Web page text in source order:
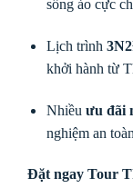
sống ảo cực
Lịch trình
khởi hành từ
Nhiều ưu đãi
nghiệm an
Đặt ngay Tour